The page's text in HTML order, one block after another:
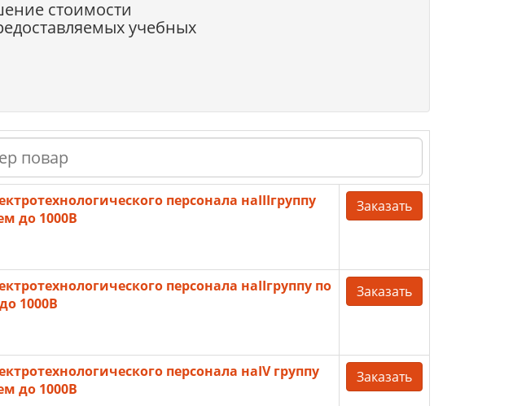
стоимости
учебных
персонала наIIIгруппу
до 1000В
Заказать
персонала наIIгруппу по
1000В
Заказать
персонала наIV группу
до 1000В
Заказать